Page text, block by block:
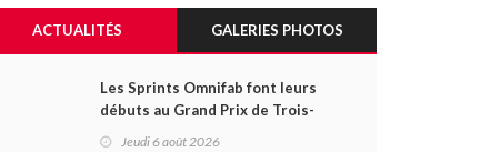
ACTUALITÉS GALERIES PHOTOS
Les Sprints Omnifab font leurs
débuts au Grand Prix de Trois-
Rivières avec un format inspiré
Jeudi 6 août 2026